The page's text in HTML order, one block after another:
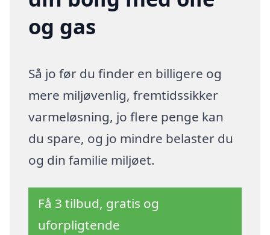
og gas
Så jo før du finder en billigere og
mere miljøvenlig, fremtidssikker
varmeløsning, jo flere penge kan
du spare, og jo mindre belaster du
og din familie miljøet.
Få 3 tilbud, gratis og
uforpligtende